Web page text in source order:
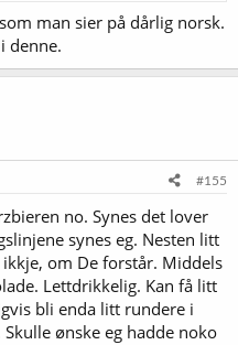
bruker tradisjonell metode av
få til. Ølet må være mørk,
veldig lettdrikkelig. Denne
man sier på dårlig norsk.
denne.
#155
no. Synes det lover
synes eg. Nesten litt
om De forstår. Middels
Lettdrikkelig. Kan få litt
bli enda litt rundere i
ønske eg hadde noko